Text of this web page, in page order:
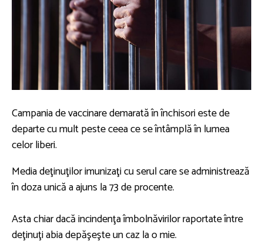
Campania de vaccinare demarată în închisori este de
departe cu mult peste ceea ce se întâmplă în lumea
celor liberi.
Media deţinuţilor imunizaţi cu serul care se administrează
în doza unică a ajuns la 73 de procente.
Asta chiar dacă incindenţa îmbolnăvirilor raportate între
deţinuţi abia depăşeşte un caz la o mie.